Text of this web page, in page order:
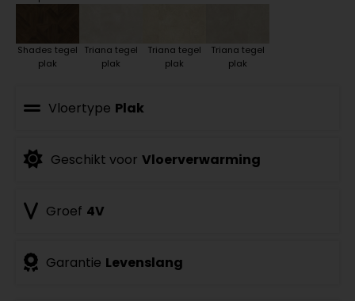
Shades tegel
plak
Triana tegel
plak
Triana tegel
plak
Triana tegel
plak
Vloertype Plak
Geschikt voor Vloerverwarming
Groef 4V
Garantie Levenslang